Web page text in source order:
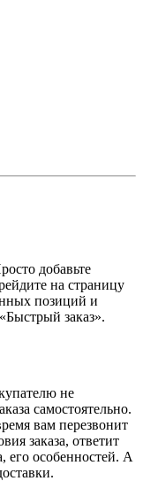
добавьте
на страницу
позиций и
заказ».
не
самостоятельно.
вам перезвонит
заказа, ответит
его особенностей. А